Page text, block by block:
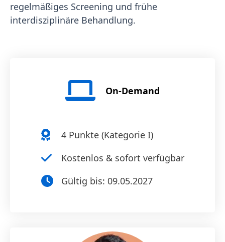
regelmäßiges Screening und frühe
interdisziplinäre Behandlung.
On-Demand
4Punkte (Kategorie I)
Kostenlos & sofort verfügbar
Gültig bis: 09.05.2027